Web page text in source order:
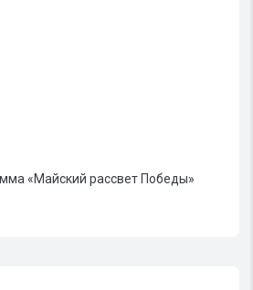
«Майский рассвет Победы»